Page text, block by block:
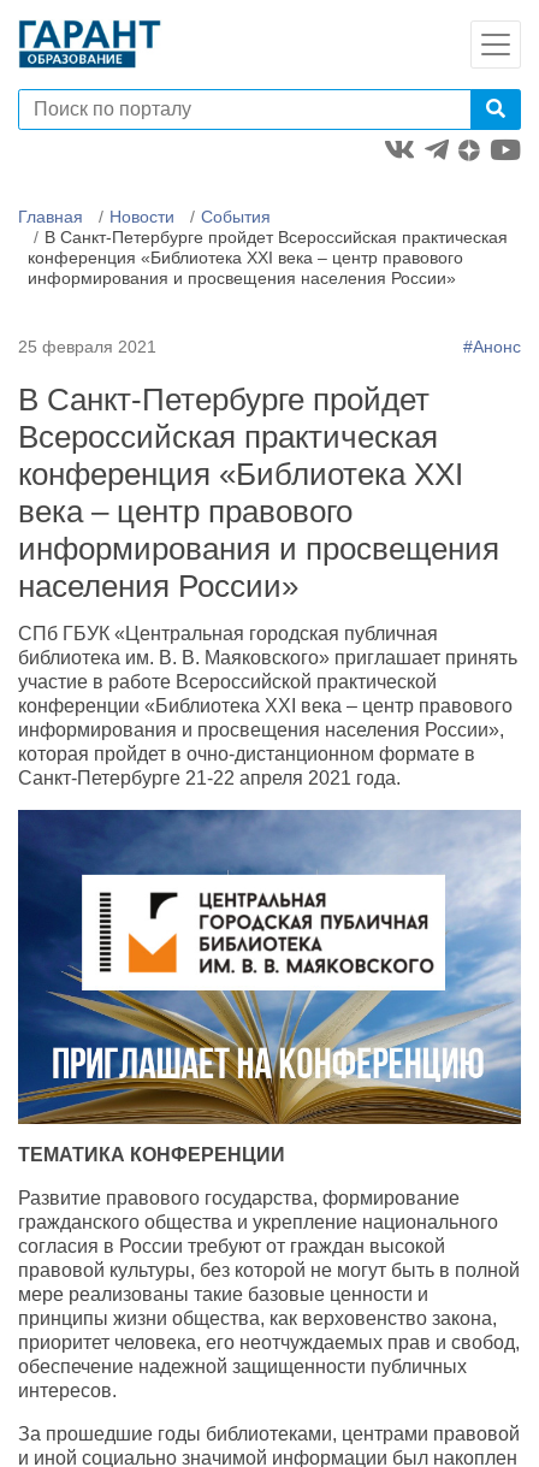
Главная Новости
События
В Санкт-Петербурге пройдет Всероссийская практическая
конференция «Библиотека XXI века – центр правового
информирования и просвещения населения России»
25 февраля 2021 #Анонс
В Санкт-Петербурге пройдет
Всероссийская практическая
конференция «Библиотека XXI
века – центр правового
информирования и просвещения
населения России»
СПб ГБУК «Центральная городская публичная
библиотека им. В. В. Маяковского» приглашает принять
участие в работе Всероссийской практической
конференции «Библиотека XXI века – центр правового
информирования и просвещения населения России»,
которая пройдет в очно-дистанционном формате в
Санкт-Петербурге 21-22 апреля 2021 года.
ТЕМАТИКА КОНФЕРЕНЦИИ
Развитие правового государства, формирование
гражданского общества и укрепление национального
согласия в России требуют от граждан высокой
правовой культуры, без которой не могут быть в полной
мере реализованы такие базовые ценности и
принципы жизни общества, как верховенство закона,
приоритет человека, его неотчуждаемых прав и свобод,
обеспечение надежной защищенности публичных
интересов.
За прошедшие годы библиотеками, центрами правовой
и иной социально значимой информации был накоплен